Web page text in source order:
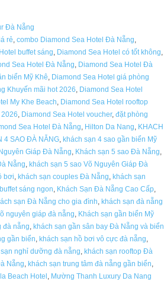
Đà Nẵng
rẻ,combo Diamond Sea Hotel Đà Nẵng,
buffet sáng, Diamond Sea Hotel có tốt không,
Sea Hotel Đà Nẵng, Diamond Sea Hotel Đà
biển Mỹ Khê, Diamond Sea Hotel giá phòng
Khuyến mãi hot 2026, Diamond Sea Hotel
My Khe Beach, Diamond Sea Hotel rooftop
, Diamond Sea Hotel voucher,đặt phòng
Sea Hotel Đà Nẵng, Hilton Da Nang, KHACH
4 SAO ĐÀ NẴNG, khách sạn 4 sao gần biển Mỹ
Giáp Đà Nẵng, Khách sạn 5 sao Đà Nẵng,
Nẵng, khách sạn 5 sao Võ Nguyên Giáp Đà
bơi, khách sạn couples Đà Nẵng, khách sạn
sáng ngon, Khách Sạn Đà Nẵng Cao Cấp,
sạn Đà Nẵng cho gia đình, khách sạn đà nẵng
nguyên giáp đà nẵng, Khách sạn gần biển Mỹ
đà nẵng, khách sạn gần sân bay Đà Nẵng và biển
gần biển, khách sạn hồ bơi vô cực đà nẵng,
sạn nghỉ dưỡng đà nẵng, khách sạn rooftop Đà
Nẵng, khách sạn trung tâm đà nẵng gần biển,
Beach Hotel , Mường Thanh Luxury Da Nang